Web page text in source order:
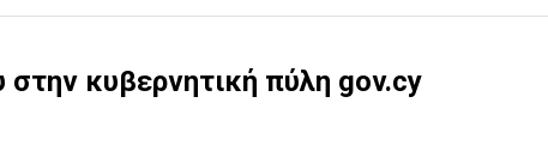
κυβερνητική πύλη gov.cy